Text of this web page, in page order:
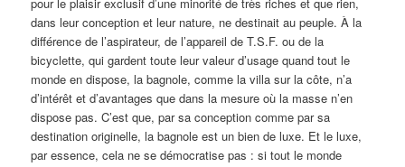
dans leur conception et leur nature, ne destinait au peuple. À la
différence de l’aspirateur, de l’appareil de T.S.F. ou de la
bicyclette, qui gardent toute leur valeur d’usage quand tout le
monde en dispose, la bagnole, comme la villa sur la côte, n’a
d’intérêt et d’avantages que dans la mesure où la masse n’en
dispose pas. C’est que, par sa conception comme par sa
destination originelle, la bagnole est un bien de luxe. Et le luxe,
par essence, cela ne se démocratise pas : si tout le monde